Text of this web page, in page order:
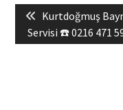
gezinmesi
Previous
post:
Kurtdoğmuş
Servisi ☎️ 0216 471